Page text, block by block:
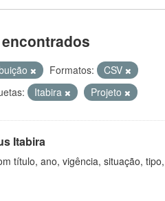
Formatos:
CSV
Itabira Projeto
Itabira
título, ano, vigência, situação,